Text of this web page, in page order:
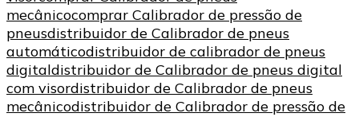
mecânicocomprar Calibrador de pressão de
pneusdistribuidor de Calibrador de pneus
automáticodistribuidor de calibrador de pneus
digitaldistribuidor de Calibrador de pneus digital
com visordistribuidor de Calibrador de pneus
mecânicodistribuidor de Calibrador de pressão de